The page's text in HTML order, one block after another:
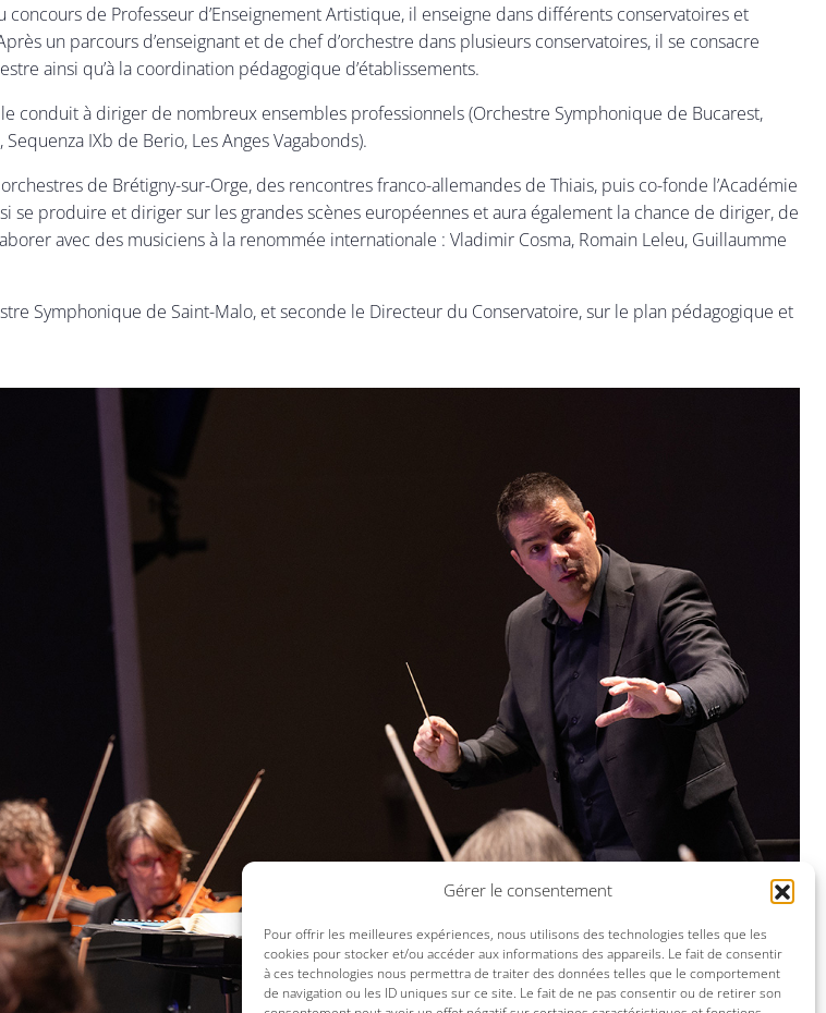
Gérer le consentement
Pour offrir les meilleures expériences, nous utilisons des technologies telles que les
cookies pour stocker et/ou accéder aux informations des appareils. Le fait de consentir
à ces technologies nous permettra de traiter des données telles que le comportement
de navigation ou les ID uniques sur ce site. Le fait de ne pas consentir ou de retirer son
concours de Professeur d’Enseignement Artistique, il enseigne dans différents conservatoires et
un parcours d’enseignant et de chef d’orchestre dans plusieurs conservatoires, il se consacre
ainsi qu’à la coordination pédagogique d’établissements.
conduit à diriger de nombreux ensembles professionnels (Orchestre Symphonique de Bucarest,
IXb de Berio, Les Anges Vagabonds).
de Brétigny-sur-Orge, des rencontres franco-allemandes de Thiais, puis co-fonde l’Académie
se produire et diriger sur les grandes scènes européennes et aura également la chance de diriger, de
avec des musiciens à la renommée internationale : Vladimir Cosma, Romain Leleu, Guillaumme
Symphonique de Saint-Malo, et seconde le Directeur du Conservatoire, sur le plan pédagogique et